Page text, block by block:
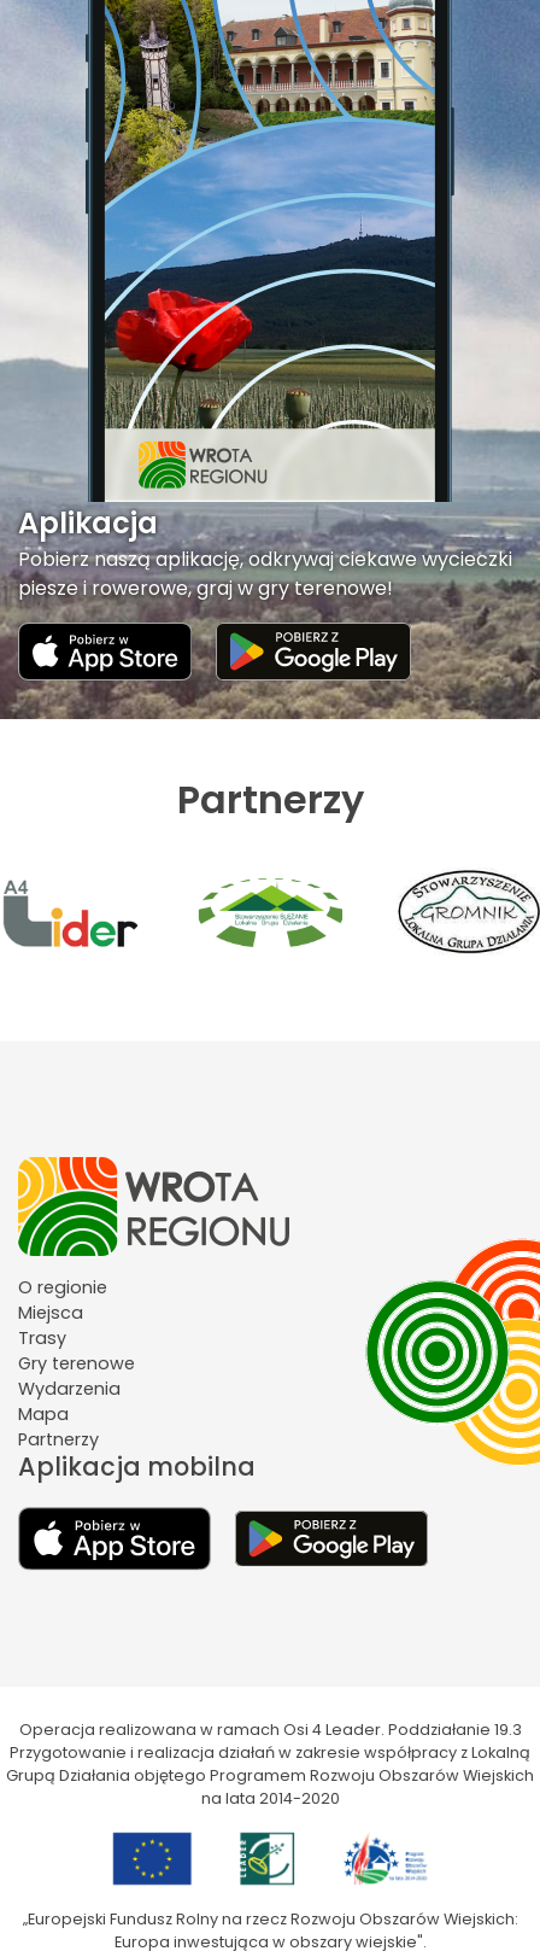
Aplikacja
Pobierz naszą aplikację, odkrywaj ciekawe wycieczki
piesze i rowerowe, graj w gry terenowe!
Partnerzy
O regionie
Miejsca
Trasy
Gry terenowe
Wydarzenia
Mapa
Partnerzy
Aplikacja mobilna
Operacja realizowana w ramach Osi 4 Leader. Poddziałanie 19.3
Przygotowanie i realizacja działań w zakresie współpracy z Lokalną
Grupą Działania objętego Programem Rozwoju Obszarów Wiejskich
na lata 2014-2020
„Europejski Fundusz Rolny na rzecz Rozwoju Obszarów Wiejskich:
Europa inwestująca w obszary wiejskie".